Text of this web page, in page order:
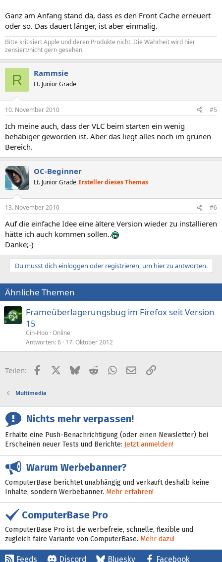
Ganz am Anfang stand da, dass es den Front Cache erneuert
oder so. Das dauert länger, ist aber einmalig.
Bitte kritisiert Apple und deren Produkte nicht. Die Wahrheit wird hier
zensiert/nicht gern gesehen.
R Rammsie
Lt. Junior Grade
10. November 2010 #5
Ich meine auch, dass der VLC beim starten ein wenig
behäbiger geworden ist. Aber das liegt alles noch im grünen
Bereich.
OC-Beginner
Lt. Junior Grade Ersteller dieses Themas
13. November 2010 #6
Auf die einfache Idee eine ältere Version wieder zu installieren
hätte ich auch kommen sollen..
Danke;-)
Du musst dich einloggen oder registrieren, um hier zu antworten.
Ähnliche Themen
Frameüberlagerungsbug im Firefox seit Version
15
Cin-Hoo Online
Antworten 6 17. Oktober 2012
Teilen: FacebookX (Twitter)
BlueskyRedditWhatsApp
E-MailLink
Multimedia
Nichts mehr verpassen!
Erhalte eine Push-Benachrichtigung (oder einen Newsletter) bei
Erscheinen neuer Tests und Berichte: Jetzt anmelden!
Warum Werbebanner?
ComputerBase berichtet unabhängig und verkauft deshalb keine
Inhalte, sondern Werbebanner. Mehr erfahren!
ComputerBase Pro
ComputerBase Pro ist die werbefreie, schnelle, flexible und
zugleich faire Variante von ComputerBase. Mehr dazu!
Feeds Discord Bluesky Facebook